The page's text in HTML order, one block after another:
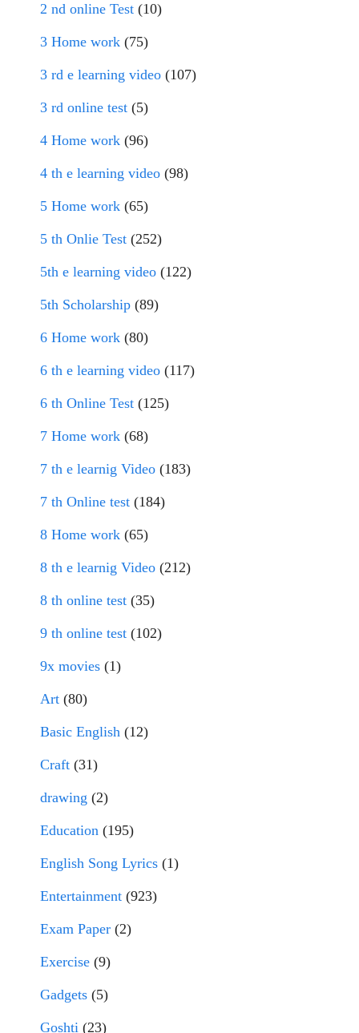
2 nd online Test (10)
3 Home work (75)
3 rd e learning video (107)
3 rd online test (5)
4 Home work (96)
4 th e learning video (98)
5 Home work (65)
5 th Onlie Test (252)
5th e learning video (122)
5th Scholarship (89)
6 Home work (80)
6 th e learning video (117)
6 th Online Test (125)
7 Home work (68)
7 th e learnig Video (183)
7 th Online test (184)
8 Home work (65)
8 th e learnig Video (212)
8 th online test (35)
9 th online test (102)
9x movies (1)
Art (80)
Basic English (12)
Craft (31)
drawing (2)
Education (195)
English Song Lyrics (1)
Entertainment (923)
Exam Paper (2)
Exercise (9)
Gadgets (5)
Goshti (23)